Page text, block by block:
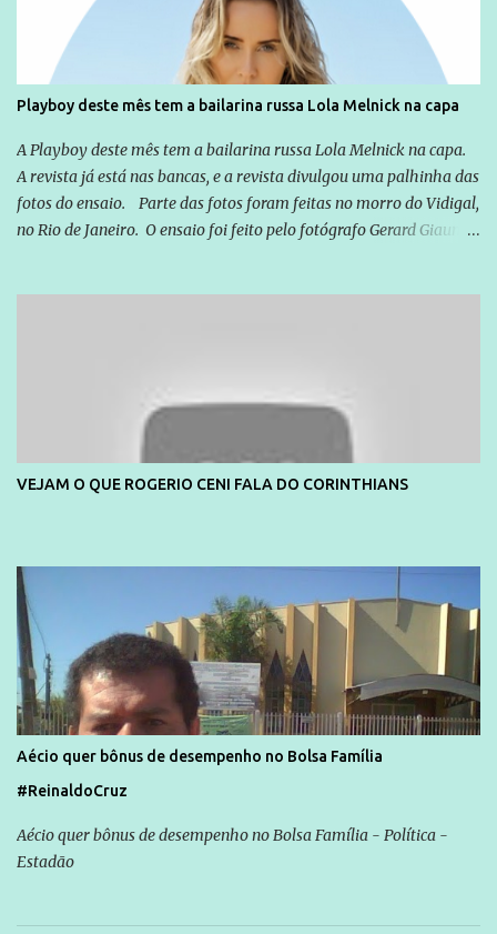
que possibilite distribuir não só informações, mas que gere de
forma consistente a riqueza do conhecimento... Exemplo: o
cidadão brasileiro não precisa só ser informado sobre operações
quem vai ser preso ou não; é preciso levar até as pessoas, do mais
simples ao mais burguês, o que diz a nossa Constituição, quais são
seus direitos e deveres em ...
Playboy deste mês tem a bailarina russa Lola Melnick na capa
A Playboy deste mês tem a bailarina russa Lola Melnick na capa.
A revista já está nas bancas, e a revista divulgou uma palhinha das
fotos do ensaio. Parte das fotos foram feitas no morro do Vidigal,
no Rio de Janeiro. O ensaio foi feito pelo fotógrafo Gerard Giaume
VEJAM O QUE ROGERIO CENI FALA DO CORINTHIANS
Aécio quer bônus de desempenho no Bolsa Família
#ReinaldoCruz
Aécio quer bônus de desempenho no Bolsa Família - Política -
Estadão